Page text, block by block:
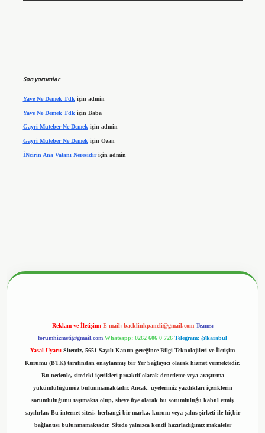
Son yorumlar
Yave Ne Demek Tdk için admin
Yave Ne Demek Tdk için Baba
Gayri Muteber Ne Demekiçin admin
Gayri Muteber Ne Demek için Ozan
İNcirin Ana Vatanı Neresidiriçin admin
Reklam ve İletişim: E-mail: backlinkpaneli@gmail.com Teams:
forumhizmeti@gmail.com Whatsapp: 0262 606 0 726 Telegram: @karabul
Yasal Uyarı: Sitemiz, 5651 Sayılı Kanun gereğince Bilgi Teknolojileri ve İletişim
Kurumu (BTK) tarafından onaylanmış bir Yer Sağlayıcı olarak hizmet vermektedir.
Bu nedenle, sitedeki içerikleri proaktif olarak denetleme veya araştırma
yükümlülüğümüz bulunmamaktadır. Ancak, üyelerimiz yazdıkları içeriklerin
sorumluluğunu taşımakta olup, siteye üye olarak bu sorumluluğu kabul etmiş
sayılırlar. Bu internet sitesi, herhangi bir marka, kurum veya şahıs şirketi ile hiçbir
bağlantısı bulunmamaktadır. Sitede yalnızca kendi hazırladığımız makaleler